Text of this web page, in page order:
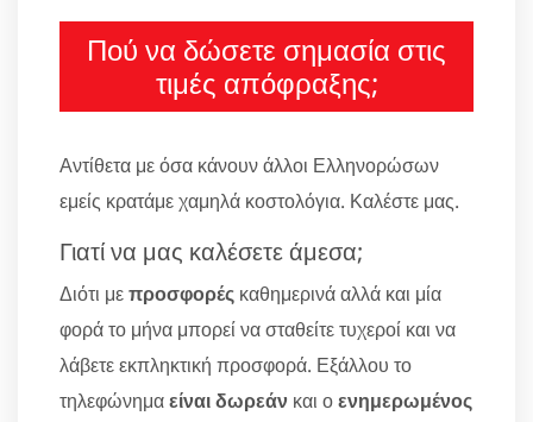
Πού να δώσετε σημασία στις
τιμές απόφραξης;
Αντίθετα με όσα κάνουν άλλοι Ελληνορώσων
εμείς κρατάμε χαμηλά κοστολόγια. Καλέστε μας.
Γιατί να μας καλέσετε άμεσα;
Διότι μεπροσφορές καθημερινά αλλά και μία
φορά το μήνα μπορεί να σταθείτε τυχεροί και να
λάβετε εκπληκτική προσφορά. Εξάλλου το
τηλεφώνημαείναι δωρεάν και οενημερωμένος